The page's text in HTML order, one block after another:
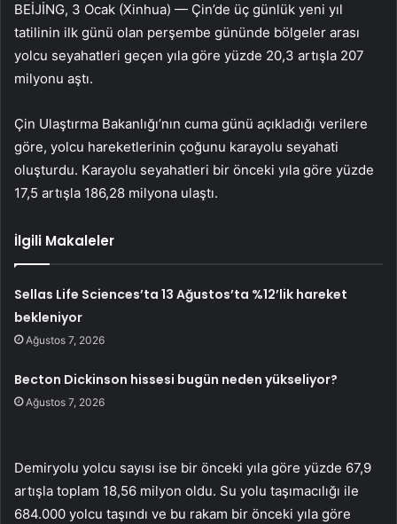
BEİJİNG, 3 Ocak (Xinhua) — Çin’de üç günlük yeni yıl
tatilinin ilk günü olan perşembe gününde bölgeler arası
yolcu seyahatleri geçen yıla göre yüzde 20,3 artışla 207
milyonu aştı.
Çin Ulaştırma Bakanlığı’nın cuma günü açıkladığı verilere
göre, yolcu hareketlerinin çoğunu karayolu seyahati
oluşturdu. Karayolu seyahatleri bir önceki yıla göre yüzde
17,5 artışla 186,28 milyona ulaştı.
İlgili Makaleler
Sellas Life Sciences’ta 13 Ağustos’ta %12’lik hareket
bekleniyor
Ağustos 7, 2026
Becton Dickinson hissesi bugün neden yükseliyor?
Ağustos 7, 2026
Demiryolu yolcu sayısı ise bir önceki yıla göre yüzde 67,9
artışla toplam 18,56 milyon oldu. Su yolu taşımacılığı ile
684.000 yolcu taşındı ve bu rakam bir önceki yıla göre